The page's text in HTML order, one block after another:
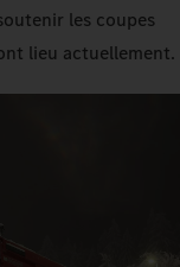
les coupes
lieu actuellement.